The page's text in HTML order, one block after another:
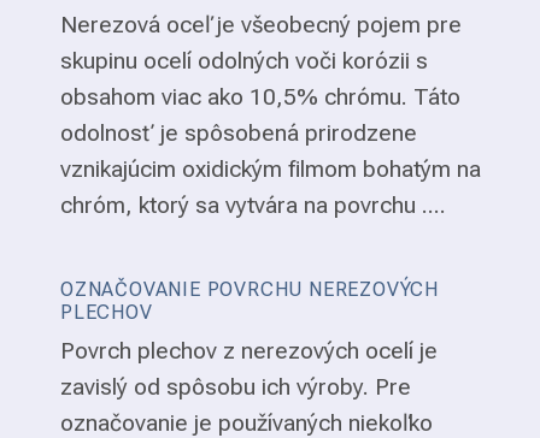
Nerezová oceľ je všeobecný pojem pre
skupinu ocelí odolných voči korózii s
obsahom viac ako 10,5% chrómu. Táto
odolnosť je spôsobená prirodzene
vznikajúcim oxidickým filmom bohatým na
chróm, ktorý sa vytvára na povrchu ....
OZNAČOVANIE POVRCHU NEREZOVÝCH
PLECHOV
Povrch plechov z nerezových ocelí je
zavislý od spôsobu ich výroby. Pre
označovanie je používaných niekoľko